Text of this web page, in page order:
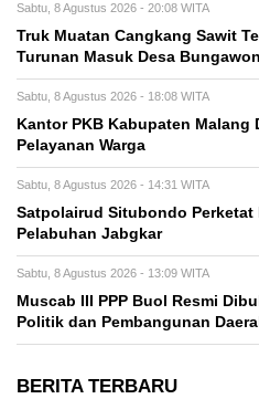
Sabtu, 8 Agustus 2026 - 20:08 WITA
Truk Muatan Cangkang Sawit
Turunan Masuk Desa
Sabtu, 8 Agustus 2026 - 18:08 WITA
Kantor PKB Kabupaten
Pelayanan Warga
Sabtu, 8 Agustus 2026 - 14:31 WITA
Satpolairud Situbondo Perketat
Pelabuhan Jabgkar
Sabtu, 8 Agustus 2026 - 13:09 WITA
Muscab III PPP Buol Resmi
Politik dan Pembangunan
BERITA TERBARU